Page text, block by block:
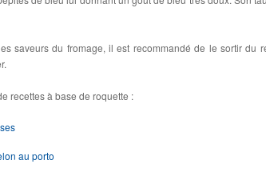
saveurs du fromage, il est recommandé de le sortir du
recettes à base de roquette :
au porto